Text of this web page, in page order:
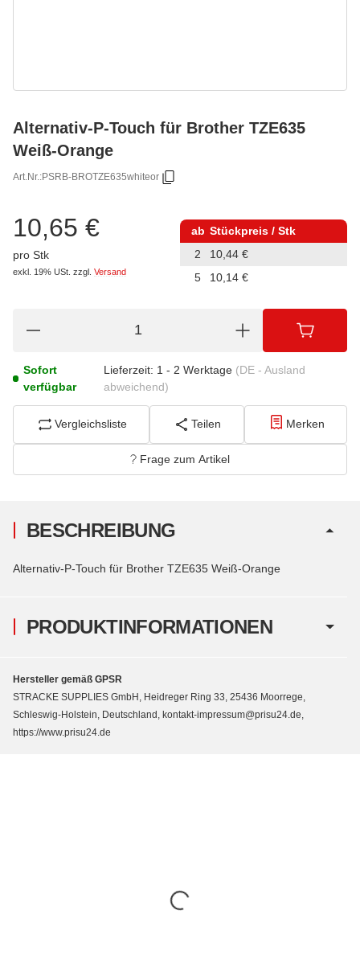
Alternativ-P-Touch für Brother TZE635
Weiß-Orange
Art.Nr.:PSRB-BROTZE635whiteor
10,65 €
pro Stk
exkl. 19% USt. zzgl. Versand
ab Stückpreis / Stk
2
10,44 €
5
10,14 €
Sofort
verfügbar
Lieferzeit: 1 - 2 Werktage (DE - Ausland
abweichend)
Vergleichsliste Teilen Merken
Frage zum Artikel
PRODUKTINFORMATIONEN
BESCHREIBUNG
Alternativ-P-Touch für Brother TZE635 Weiß-Orange
Hersteller gemäß GPSR
STRACKE SUPPLIES GmbH, Heidreger Ring 33, 25436 Moorrege,
Schleswig-Holstein, Deutschland, kontakt-impressum@prisu24.de,
https://www.prisu24.de